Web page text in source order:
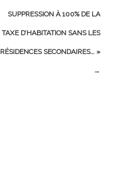
SUPPRESSION À 100% DE LA
TAXE D’HABITATION SANS LES
RÉSIDENCES SECONDAIRES… »
→